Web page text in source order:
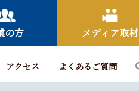
の方 メディア取材
アクセス よくあるご質問